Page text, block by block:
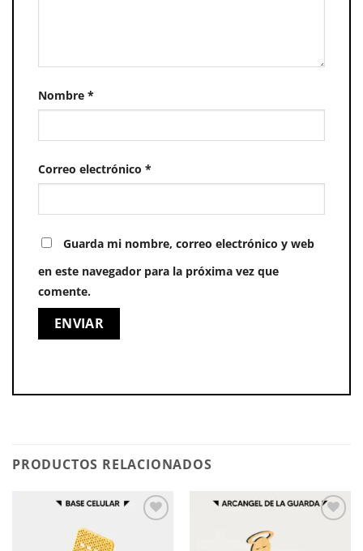
Nombre *
Correo electrónico *
Guarda mi nombre, correo electrónico y web
en este navegador para la próxima vez que
comente.
PRODUCTOS RELACIONADOS